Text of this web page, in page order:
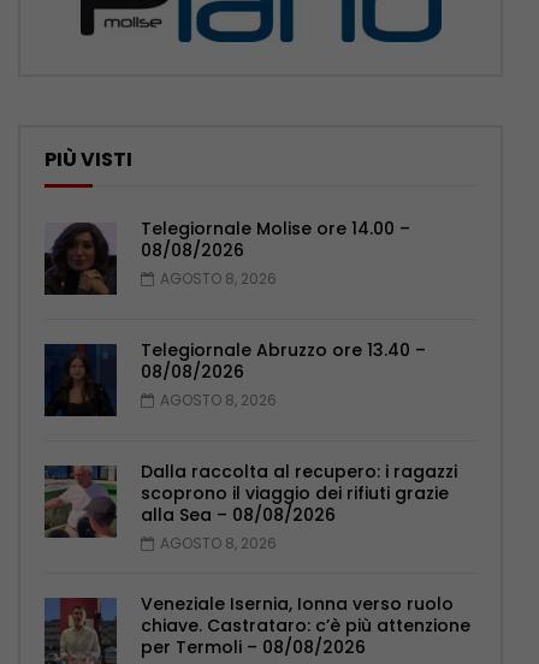
PIÙ VISTI
Telegiornale Molise ore 14.00 –
08/08/2026
AGOSTO 8, 2026
Telegiornale Abruzzo ore 13.40 –
08/08/2026
AGOSTO 8, 2026
Dalla raccolta al recupero: i ragazzi
scoprono il viaggio dei rifiuti grazie
alla Sea – 08/08/2026
AGOSTO 8, 2026
Veneziale Isernia, Ionna verso ruolo
chiave. Castrataro: c’è più attenzione
per Termoli – 08/08/2026